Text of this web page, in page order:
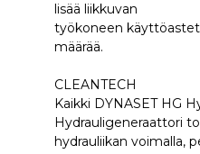
lisää liikkuvan
työkoneen
määrää.
CLEANTECH
Kaikki DYNASET HG
Hydrauligeneraattori
hydrauliikan voimalla,